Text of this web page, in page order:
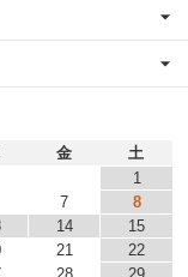
金
土
1
7
8
14
15
21
22